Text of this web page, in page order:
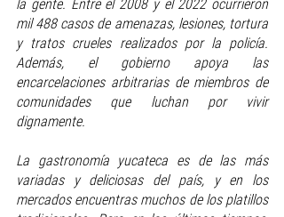
la gente. Entre el 2008 y el 2022 ocurrieron
mil 488 casos de amenazas, lesiones, tortura
y tratos crueles realizados por la policía.
Además, el gobierno apoya las
encarcelaciones arbitrarias de miembros de
comunidades que luchan por vivir
dignamente.
La gastronomía yucateca es de las más
variadas y deliciosas del país, y en los
mercados encuentras muchos de los platillos